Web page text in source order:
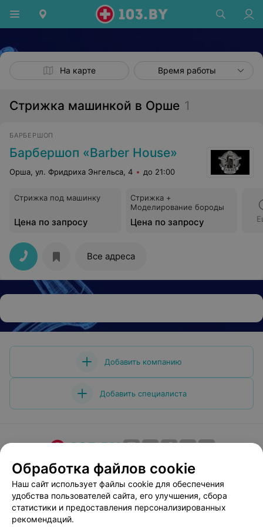
На карте Время работы
Стрижка машинкой в Орше 1
БАРБЕРШОП
Барбершоп «Barber House»
Орша, ул. Фридриха Энгельса, 4 до 21:00
Стрижка под машинку
Цена по запросу
Стрижка +
Моделирование бороды
Цена по запросу
Все адреса
Добавить компанию
Добавить специалиста
О проекте Новости проекта
Размещение рекламы
Медицинский маркетинг
Публичный договор
Пользовательское соглашение
Способы оплаты
Партнеры
Обработка файлов cookie
Наш сайт использует файлы cookie для обеспечения
удобства пользователей сайта, его улучшения, сбора
статистики и предоставления персонализированных
рекомендаций.